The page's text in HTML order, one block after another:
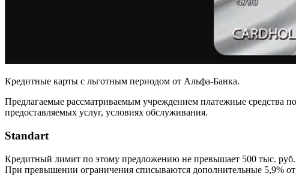
Кредитные карты с льготным периодом от Альфа-Банка.
Предлагаемые рассматриваемым учреждением платежные средства
предоставляемых услуг, условиях обслуживания.
Standart
Кредитный лимит по этому предложению не превышает 500 тыс. руб.
При превышении ограничения списываются дополнительные 5,9%